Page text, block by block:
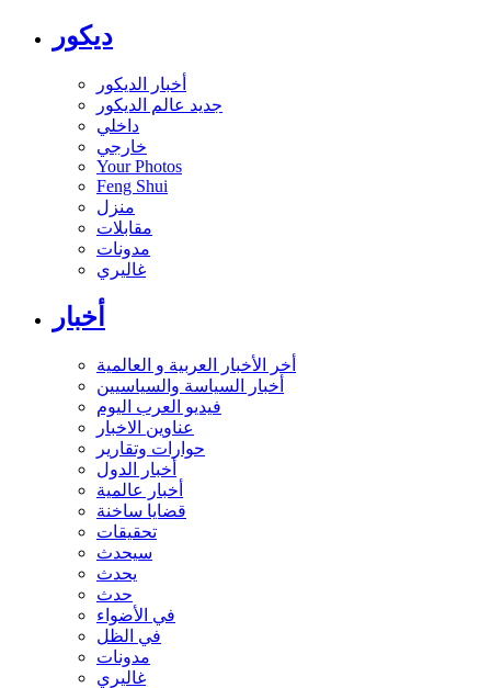
ديكور
أخبار الديكور
جديد عالم الديكور
داخلي
خارجي
Your Photos
Feng Shui
منزل
مقابلات
مدونات
غاليري
أخبار
أخر الأخبار العربية و العالمية
أخبار السياسة والسياسيين
فيديو العرب اليوم
عناوين الاخبار
حوارات وتقارير
أخبار الدول
أخبار عالمية
قضايا ساخنة
تحقيقات
سيحدث
يحدث
حدث
في الأضواء
في الظل
مدونات
غاليري